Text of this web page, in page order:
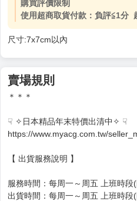
購買評價限制
使用超商取貨付款：負評≦1分
尺寸:7x7cm以內
賣場規則
＊＊＊
☟ ✧日本精品年末特價出清中✧ ☟
https://www.myacg.com.tw/
【 出貨服務說明 】
服務時間：每周一～周五 上班時
出貨時間：每周一～周五 上班時段